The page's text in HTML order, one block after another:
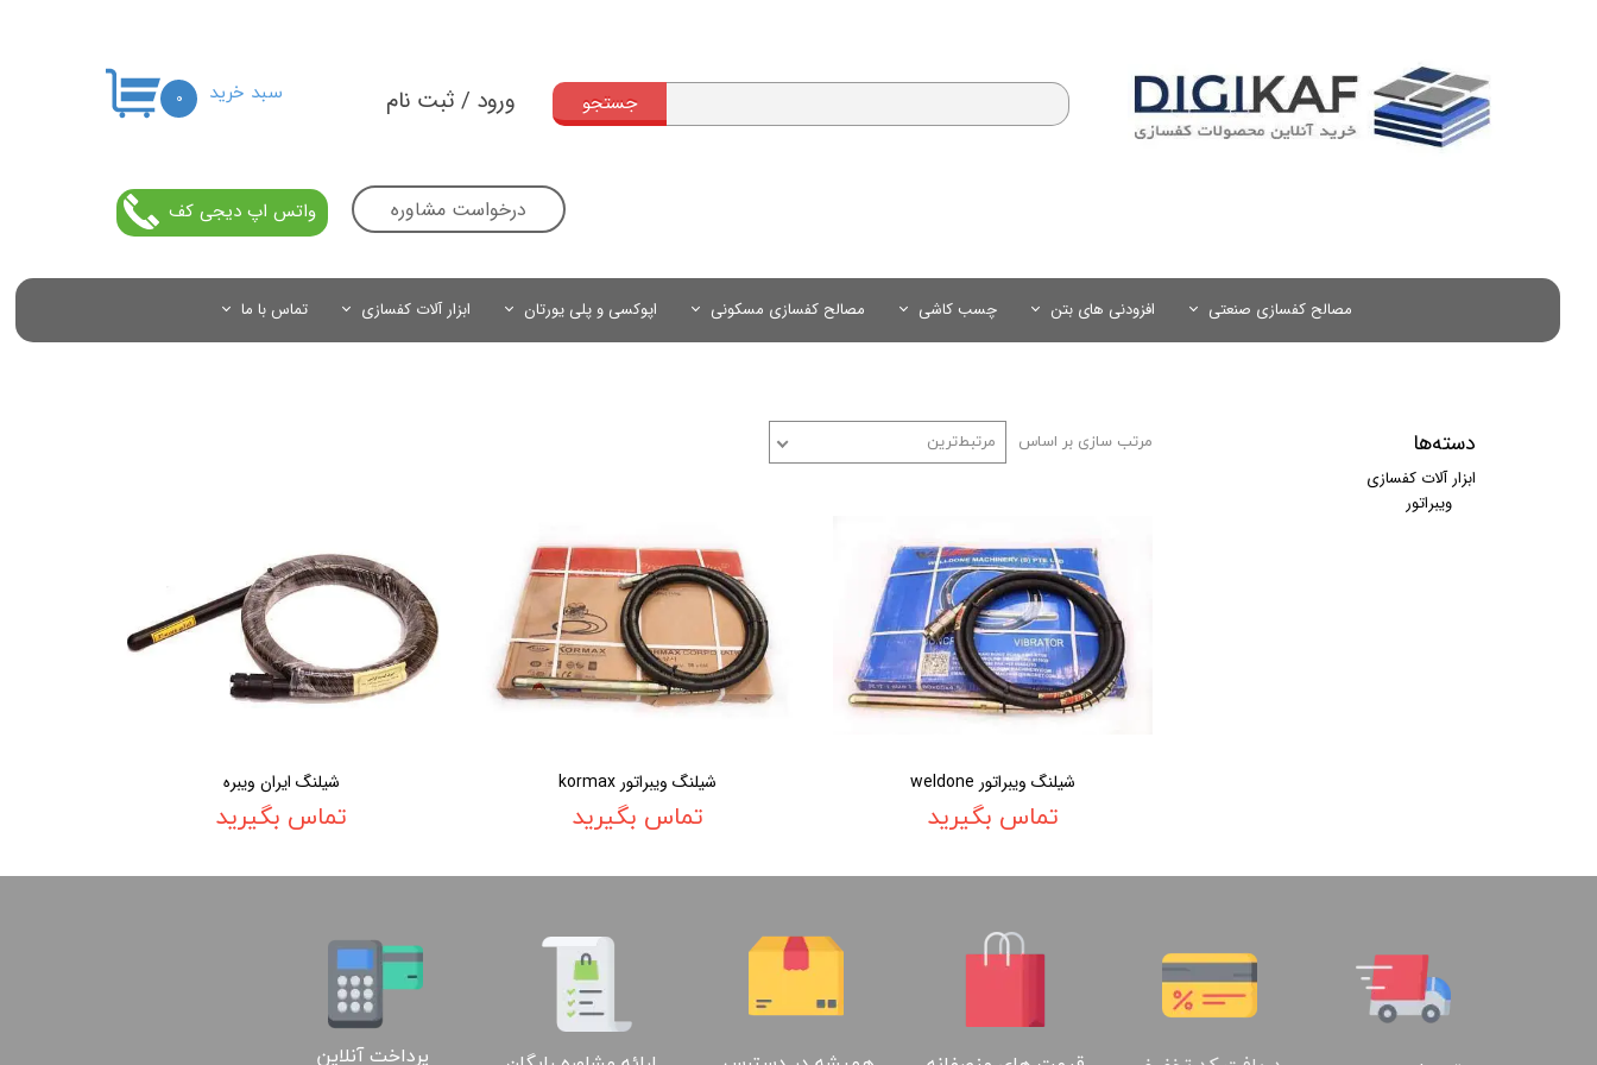
ورود / ثبت نام
تغییر گذر واژه
سفارشات
خروج از حساب کاربری
جستجو
مصالح کفسازی صنعتی افزودنی های بتن چسب کاشی مصالح کفسازی مسکونی اپوکسی و پلی یورتان ابزار آلات کفسازی تماس با ما
۰ سبد خرید
درخواست مشاوره واتس اپ دیجی کف
دسته‌ها
ابزار آلات کفسازی
ویبراتور
مرتب سازی بر اساس مرتبط‌ترین
شیلنگ ویبراتور weldone
تماس بگیرید
شیلنگ ویبراتور kormax
تماس بگیرید
شیلنگ ایران ویبره
تماس بگیرید
پرداخت آنلاین